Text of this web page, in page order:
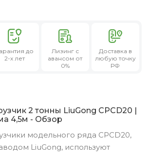
до
2-х лет
Лизингс
авансом от
0%
Доставка в
любую точку
РФ
2 тонны LiuGong CPCD20 |
4,5м - Обзор
модельного ряда CPCD20,
LiuGong, используют